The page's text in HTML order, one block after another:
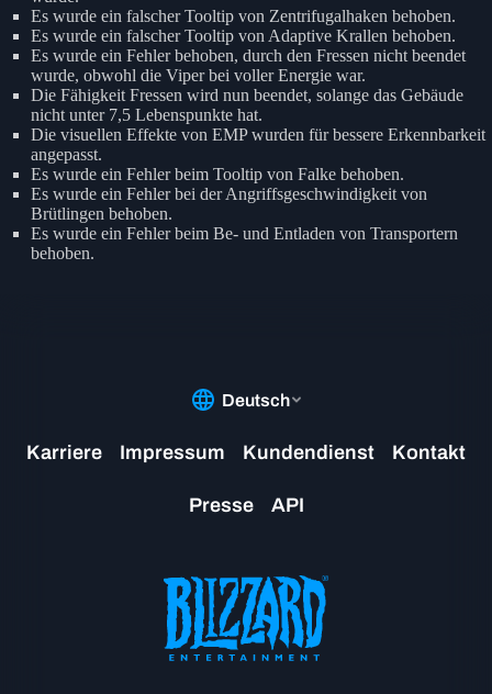
Es wurde ein falscher Tooltip von Zentrifugalhaken behoben.
Es wurde ein falscher Tooltip von Adaptive Krallen behoben.
Es wurde ein Fehler behoben, durch den Fressen nicht beendet
wurde, obwohl die Viper bei voller Energie war.
Die Fähigkeit Fressen wird nun beendet, solange das Gebäude
nicht unter 7,5 Lebenspunkte hat.
Die visuellen Effekte von EMP wurden für bessere Erkennbarkeit
angepasst.
Es wurde ein Fehler beim Tooltip von Falke behoben.
Es wurde ein Fehler bei der Angriffsgeschwindigkeit von
Brütlingen behoben.
Es wurde ein Fehler beim Be- und Entladen von Transportern
behoben.